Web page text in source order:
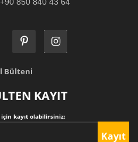
Bülteni
KAYIT
kayıt olabilirsiniz:
Kayıt